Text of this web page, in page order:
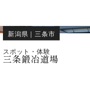
新潟県 ｜ 三条市
スポット・体験
三条鍛冶道場